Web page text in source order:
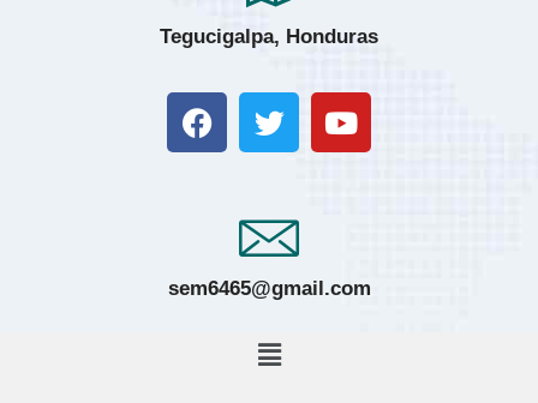
Tegucigalpa, Honduras
sem6465@gmail.com